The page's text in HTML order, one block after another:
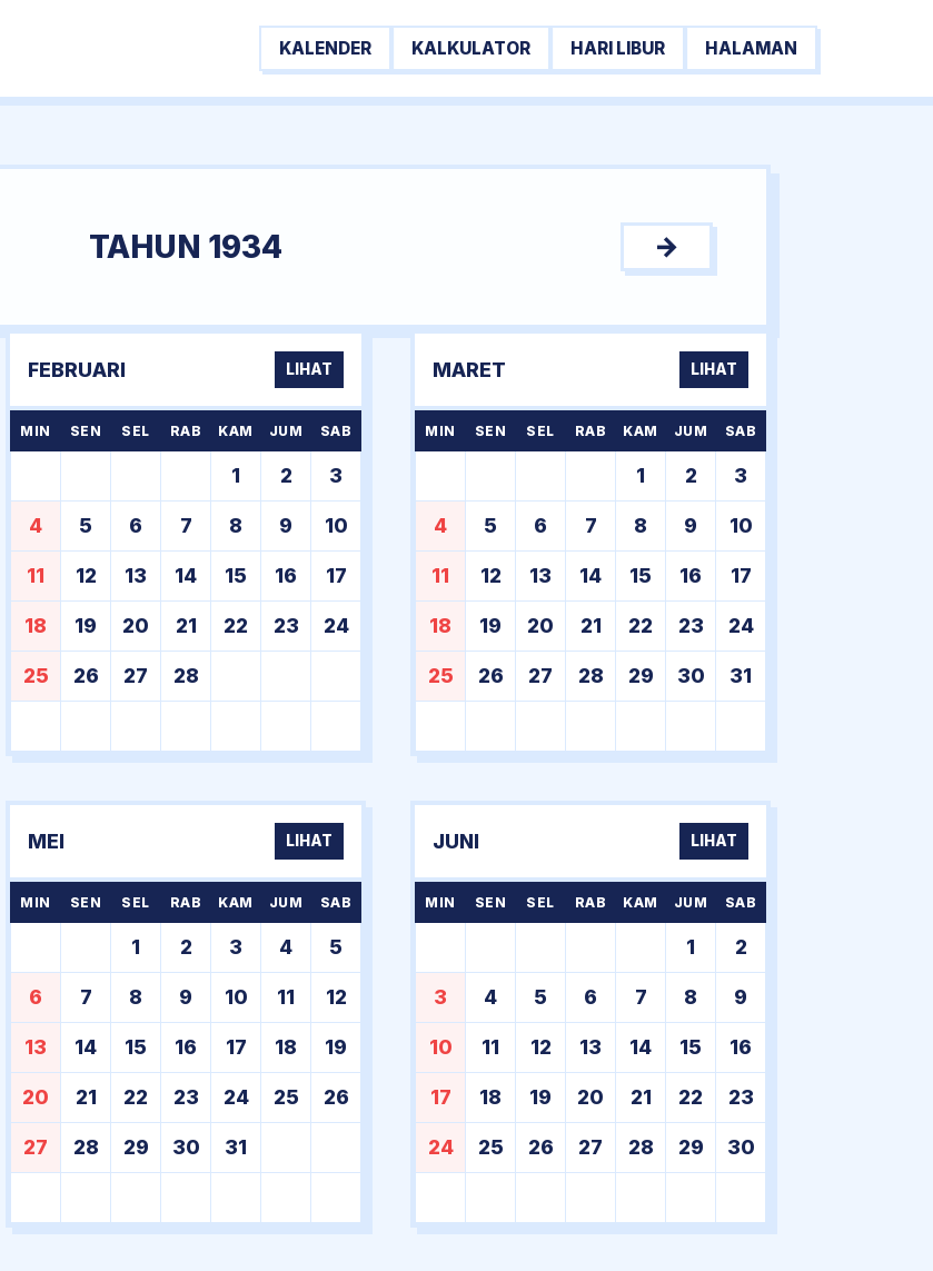
KALENDER KALKULATOR HARI LIBUR HALAMAN
TAHUN 1934 →
FEBRUARI LIHAT
MIN SEN SEL RAB KAM JUM SAB
1 2 3
4 5 6 7 8 9 10
11 12 13 14 15 16 17
18 19 20 21 22 23 24
25 26 27 28
MARET LIHAT
MIN SEN SEL RAB KAM JUM SAB
1 2 3
4 5 6 7 8 9 10
11 12 13 14 15 16 17
18 19 20 21 22 23 24
25 26 27 28 29 30 31
MEI LIHAT
MIN SEN SEL RAB KAM JUM SAB
1 2 3 4 5
6 7 8 9 10 11 12
13 14 15 16 17 18 19
20 21 22 23 24 25 26
27 28 29 30 31
JUNI LIHAT
MIN SEN SEL RAB KAM JUM SAB
1 2
3 4 5 6 7 8 9
10 11 12 13 14 15 16
17 18 19 20 21 22 23
24 25 26 27 28 29 30